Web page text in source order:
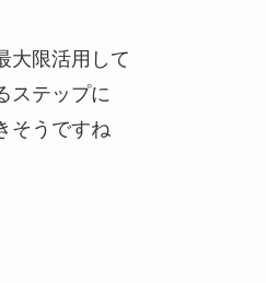
大限活用して
ステップに
そうですね